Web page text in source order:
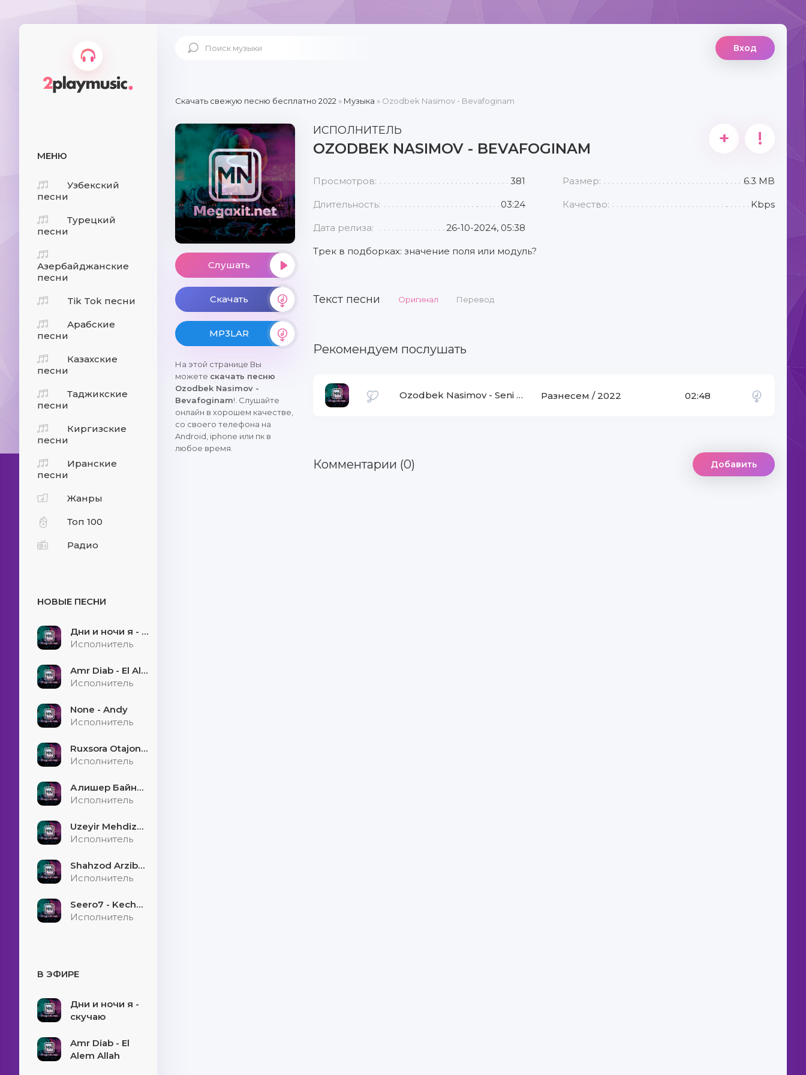
МЕНЮ
Узбекский
песни
Турецкий
песни
Азербайджанские
песни
Tik Tok песни
Арабские
песни
Казахские
песни
Таджикские
песни
Киргизские
песни
Иранские
песни
Жанры
Топ 100
Радио
НОВЫЕ ПЕСНИ
Дни и ночи я - скучаю
Исполнитель
Amr Diab - El Alem Allah
Исполнитель
None - Andy
Исполнитель
Ruxsora Otajonova & Bahrom Davr - Sevgimiz soxtamidi
Исполнитель
Алишер Байниязов - Қарауыллап
Исполнитель
Uzeyir Mehdizade - Hekaye
Исполнитель
Shahzod Arzibayev - Egilmasin yigitni boshi
Исполнитель
Seero7 - Kecholmadim
Исполнитель
В ЭФИРЕ
Дни и ночи я -
скучаю
Amr Diab - El
Alem Allah
Вход
Скачать свежую песню бесплатно 2022 » Музыка » Ozodbek Nasimov - Bevafoginam
Слушать
Скачать
MP3LAR
На этой странице Вы
можете скачать песню
Ozodbek Nasimov -
Bevafoginam!. Слушайте
онлайн в хорошем качестве,
со своего телефона на
Android, iphone или пк в
любое время.
ИСПОЛНИТЕЛЬ
OZODBEK NASIMOV - BEVAFOGINAM + !
Просмотров: 381 Размер: 6.3 MB
Длительность: 03:24 Качество: Kbps
Дата релиза: 26-10-2024, 05:38
Трек в подборках: значение поля или модуль?
Текст песни Оригинал Перевод
Рекомендуем послушать
Ozodbek Nasimov- Seni unutaman Разнесем / 2022 02:48
Комментарии (0) Добавить